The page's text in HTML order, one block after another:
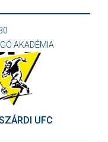
AKADÉMIA
UFC